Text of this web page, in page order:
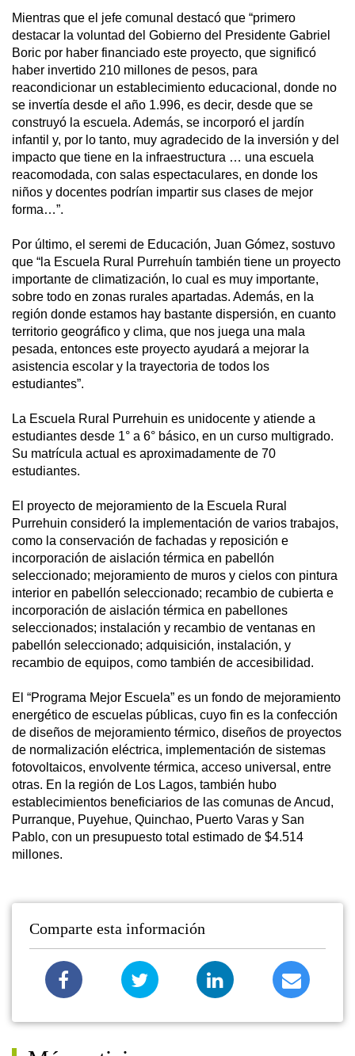
Mientras que el jefe comunal destacó que “primero
destacar la voluntad del Gobierno del Presidente Gabriel
Boric por haber financiado este proyecto, que significó
haber invertido 210 millones de pesos, para
reacondicionar un establecimiento educacional, donde no
se invertía desde el año 1.996, es decir, desde que se
construyó la escuela. Además, se incorporó el jardín
infantil y, por lo tanto, muy agradecido de la inversión y del
impacto que tiene en la infraestructura … una escuela
reacomodada, con salas espectaculares, en donde los
niños y docentes podrían impartir sus clases de mejor
forma…”.
Por último, el seremi de Educación, Juan Gómez, sostuvo
que “la Escuela Rural Purrehuín también tiene un proyecto
importante de climatización, lo cual es muy importante,
sobre todo en zonas rurales apartadas. Además, en la
región donde estamos hay bastante dispersión, en cuanto
territorio geográfico y clima, que nos juega una mala
pesada, entonces este proyecto ayudará a mejorar la
asistencia escolar y la trayectoria de todos los
estudiantes”.
La Escuela Rural Purrehuin es unidocente y atiende a
estudiantes desde 1° a 6° básico, en un curso multigrado.
Su matrícula actual es aproximadamente de 70
estudiantes.
El proyecto de mejoramiento de la Escuela Rural
Purrehuin consideró la implementación de varios trabajos,
como la conservación de fachadas y reposición e
incorporación de aislación térmica en pabellón
seleccionado; mejoramiento de muros y cielos con pintura
interior en pabellón seleccionado; recambio de cubierta e
incorporación de aislación térmica en pabellones
seleccionados; instalación y recambio de ventanas en
pabellón seleccionado; adquisición, instalación, y
recambio de equipos, como también de accesibilidad.
El “Programa Mejor Escuela” es un fondo de mejoramiento
energético de escuelas públicas, cuyo fin es la confección
de diseños de mejoramiento térmico, diseños de proyectos
de normalización eléctrica, implementación de sistemas
fotovoltaicos, envolvente térmica, acceso universal, entre
otras. En la región de Los Lagos, también hubo
establecimientos beneficiarios de las comunas de Ancud,
Purranque, Puyehue, Quinchao, Puerto Varas y San
Pablo, con un presupuesto total estimado de $4.514
millones.
Comparte esta información